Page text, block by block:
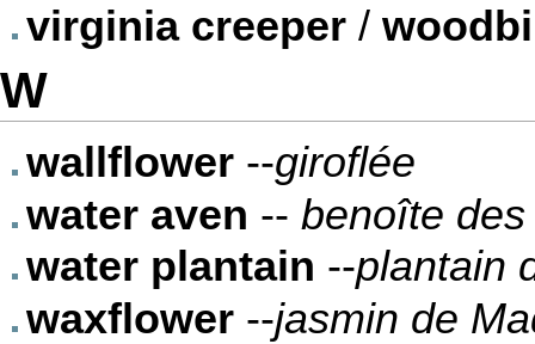
virginia creeper /
W
wallflower --giroflée
water aven -- benoîte
water plantain --plantain
waxflower --jasmin de